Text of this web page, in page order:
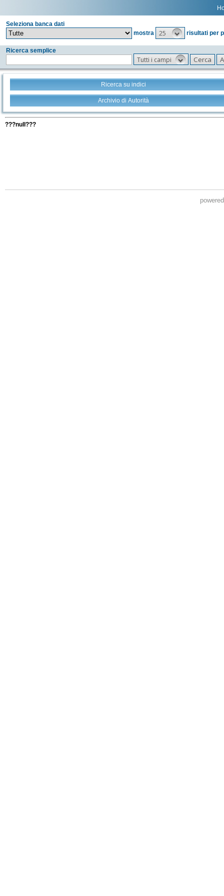
Seleziona banca dati
mostra
25 risultati per
Ricerca semplice
Tutti i campi
Ricerca su indici
Archivio di Autorità
???null???